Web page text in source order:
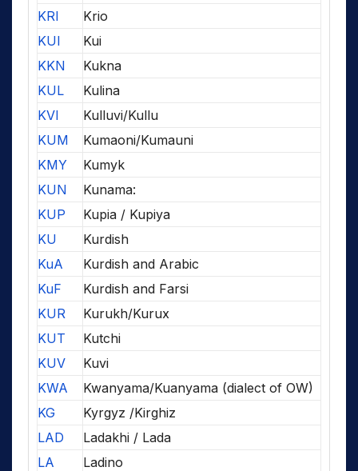
KRI
Krio
KUI
Kui
KKN
Kukna
KUL
Kulina
KVI
Kulluvi/Kullu
KUM
Kumaoni/Kumauni
KMY
Kumyk
KUN
Kunama:
KUP
Kupia / Kupiya
KU
Kurdish
KuA
Kurdish and Arabic
KuF
Kurdish and Farsi
KUR
Kurukh/Kurux
KUT
Kutchi
KUV
Kuvi
KWA
Kwanyama/Kuanyama (dialect of OW)
KG
Kyrgyz /Kirghiz
LAD
Ladakhi / Lada
LA
Ladino